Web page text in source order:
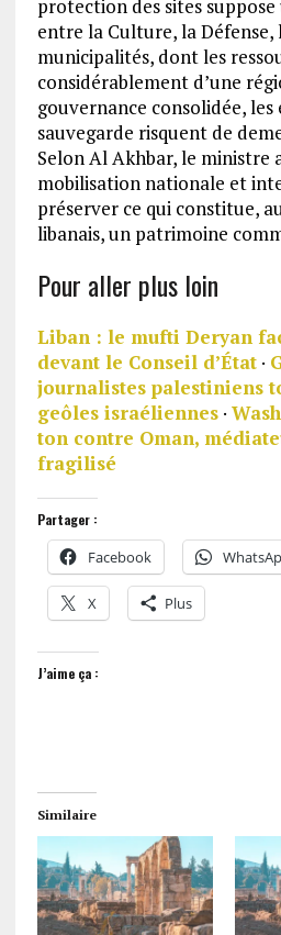
protection des sites
entre la Culture, la
municipalités, dont les
considérablement d’une
gouvernance consolidée,
sauvegarde risquent de
Selon Al Akhbar, le ministre
mobilisation nationale et
préserver ce qui constitue,
libanais, un patrimoine
Pour aller plus loin
Liban : le mufti Deryan
devant le Conseil d’État·
journalistes palestiniens
geôles israéliennes·
ton contre Oman,
fragilisé
Partager :
Facebook
X Plus
J’aime ça :
Similaire